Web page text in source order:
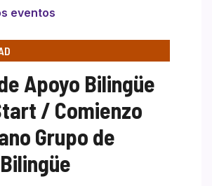
eventos
Apoyo Bilingüe
/ Comienzo
Grupo de